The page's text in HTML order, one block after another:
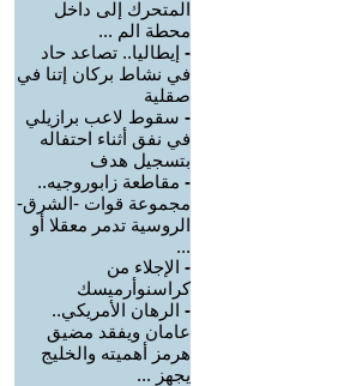
المتحرك إلى داخل
محطة الم ...
- إيطاليا.. تصاعد حاد
في نشاط بركان إتنا في
صقلية
- سقوط لاعب برازيلي
في نفق أثناء احتفاله
بتسجيل هدف
- مقاطعة زابوروجيه..
مجموعة قوات -الشرق-
الروسية تدمر معقلا أو
...
- الإجلاء من
كراسنوأرميسك
- الرهان الأمريكي..
عامان ويفقد مضيق
هرمز أهميته والخليج
يجهز ...